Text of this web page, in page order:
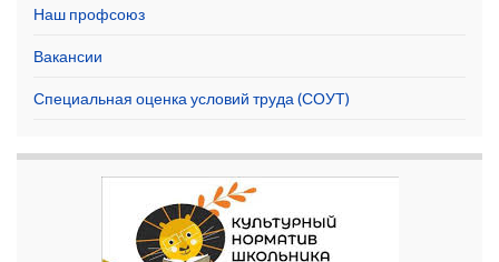
Наш профсоюз
Вакансии
Специальная оценка условий труда (СОУТ)